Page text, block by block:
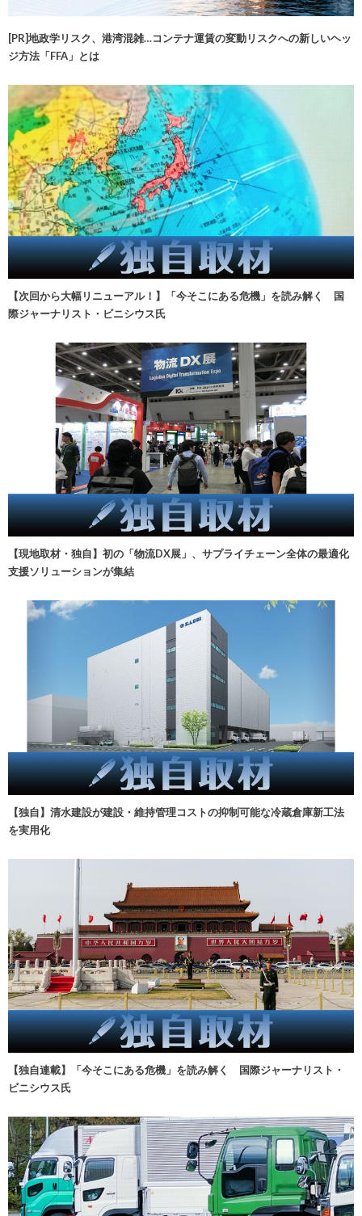
[PR]地政学リスク、港湾混雑…コンテナ運賃の変動リスクへの新しいヘッ
ジ方法「FFA」とは
【次回から大幅リニューアル！】「今そこにある危機」を読み解く 国
際ジャーナリスト・ビニシウス氏
【現地取材・独自】初の「物流DX展」、サプライチェーン全体の最適化
支援ソリューションが集結
【独自】清水建設が建設・維持管理コストの抑制可能な冷蔵倉庫新工法
を実用化
【独自連載】「今そこにある危機」を読み解く 国際ジャーナリスト・
ビニシウス氏